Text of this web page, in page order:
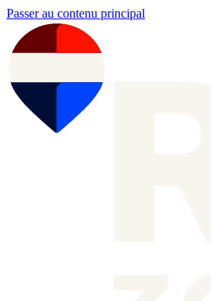
Passer au contenu principal